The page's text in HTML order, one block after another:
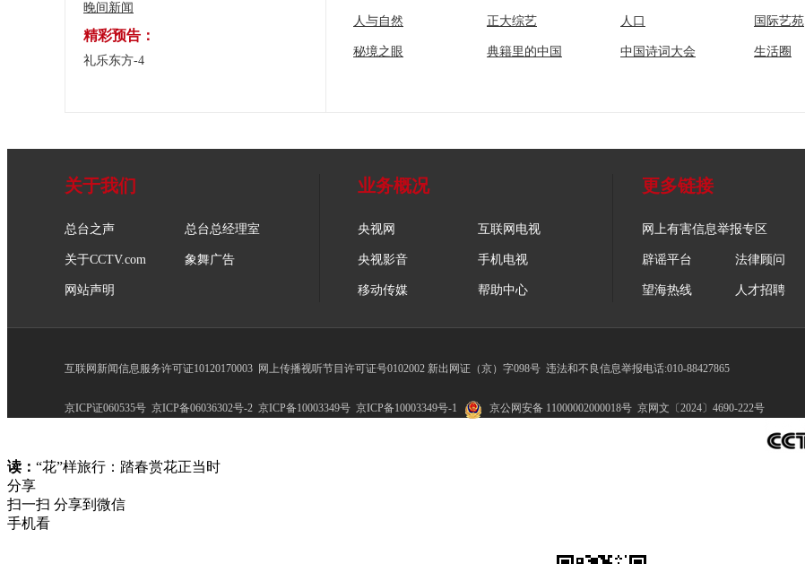
晚间新闻
精彩预告：
礼乐东方-4
人与自然 正大综艺 人口 国际艺苑
秘境之眼 典籍里的中国 中国诗词大会 生活圈
关于我们
总台之声 总台总经理室
关于CCTV.com 象舞广告
网站声明
业务概况
央视网 互联网电视
央视影音 手机电视
移动传媒 帮助中心
更多链接
网上有害信息举报专区
辟谣平台 法律顾问
望海热线 人才招聘
互联网新闻信息服务许可证10120170003 网上传播视听节目许可证号0102002 新出网证（京）字098号 违法和不良信息举报电话:010-88427865
京ICP证060535号 京ICP备06036302号-2 京ICP备10003349号 京ICP备10003349号-1 京公网安备 11000002000018号 京网文〔2024〕4690-222号
读： “花”样旅行：踏春赏花正当时
分享
扫一扫 分享到微信
手机看